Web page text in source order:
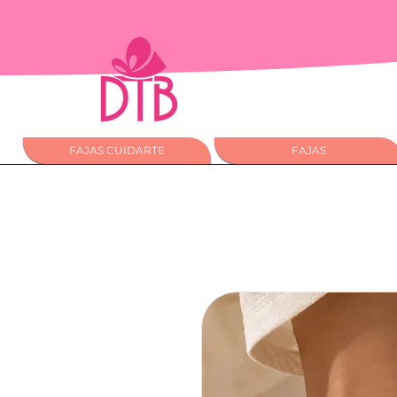
FAJAS CUIDARTE FAJAS